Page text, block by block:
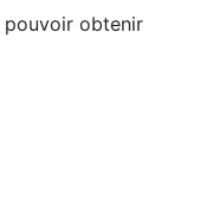
obtenir